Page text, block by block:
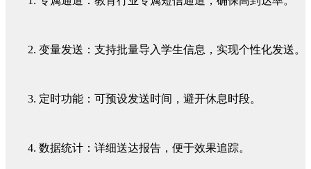
2. 变量发送：支持批量导入学生信息，实现个性化发送。
3. 定时功能：可预设发送时间，避开休息时段。
4. 数据统计：详细送达报告，便于效果追踪。